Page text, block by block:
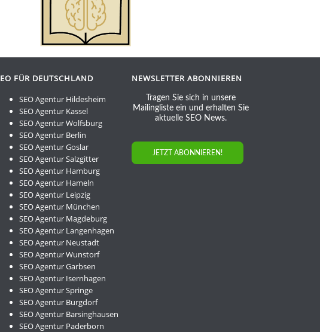
FÜR DEUTSCHLAND
SEO Agentur Hildesheim
SEO Agentur Kassel
SEO Agentur Wolfsburg
SEO Agentur Berlin
SEO Agentur Goslar
SEO Agentur Salzgitter
SEO Agentur Hamburg
SEO Agentur Hameln
SEO Agentur Leipzig
SEO Agentur München
SEO Agentur Magdeburg
SEO Agentur Langenhagen
SEO Agentur Neustadt
SEO Agentur Wunstorf
SEO Agentur Garbsen
SEO Agentur Isernhagen
SEO Agentur Springe
SEO Agentur Burgdorf
SEO Agentur Barsinghausen
SEO Agentur Paderborn
NEWSLETTER ABONNIEREN
Tragen Sie sich in unsere
Mailingliste ein und erhalten Sie
aktuelle SEO News.
JETZT ABONNIEREN!